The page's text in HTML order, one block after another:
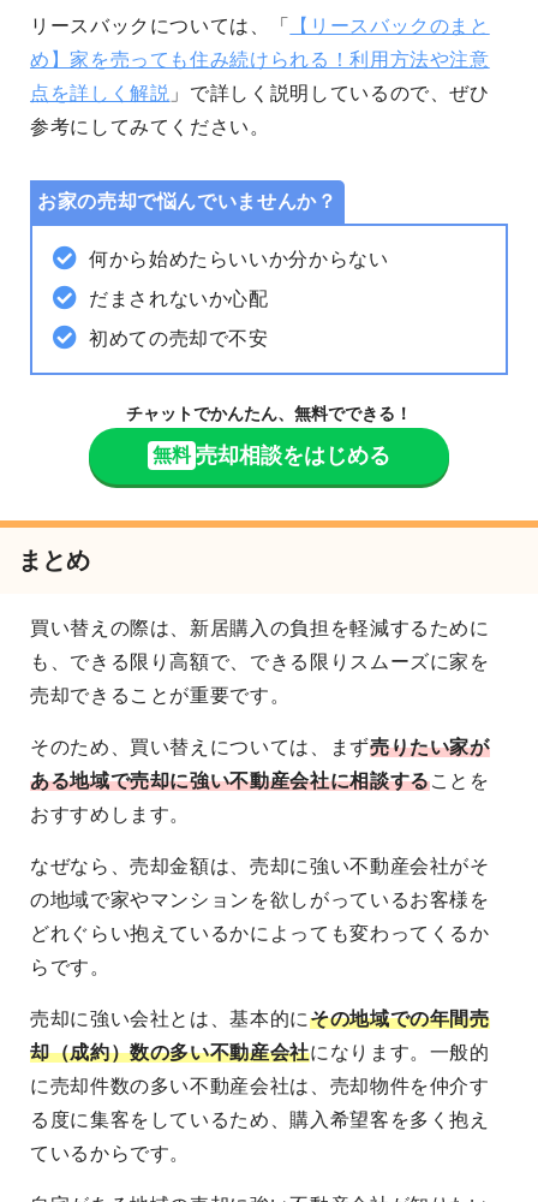
リースバックについては、「
【リースバックのまと
め】家を売っても住み続けられる！利用方法や注意
点を詳しく解説 」で詳しく説明しているので、ぜひ
参考にしてみてください。
お家の売却で悩んでいませんか？
何から始めたらいいか分からない
だまされないか心配
初めての売却で不安
チャットでかんたん、無料でできる！
無料 売却相談をはじめる
まとめ
買い替えの際は、新居購入の負担を軽減するために
も、できる限り高額で、できる限りスムーズに家を
売却できることが重要です。
そのため、買い替えについては、まず売りたい家が
ある地域で売却に強い不動産会社に相談することを
おすすめします。
なぜなら、売却金額は、売却に強い不動産会社がそ
の地域で家やマンションを欲しがっているお客様を
どれぐらい抱えているかによっても変わってくるか
らです。
売却に強い会社とは、基本的にその地域での年間売
却（成約）数の多い不動産会社になります。一般的
に売却件数の多い不動産会社は、売却物件を仲介す
る度に集客をしているため、購入希望客を多く抱え
ているからです。